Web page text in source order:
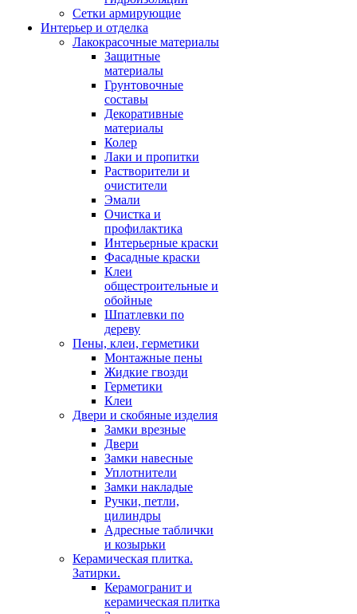
Сетки армирующие
Интерьер и отделка
Лакокрасочные материалы
Защитные
материалы
Грунтовочные
составы
Декоративные
материалы
Колер
Лаки и пропитки
Растворители и
очистители
Эмали
Очистка и
профилактика
Интерьерные краски
Фасадные краски
Клеи
общестроительные и
обойные
Шпатлевки по
дереву
Пены, клеи, герметики
Монтажные пены
Жидкие гвозди
Герметики
Клеи
Двери и скобяные изделия
Замки врезные
Двери
Замки навесные
Уплотнители
Замки накладые
Ручки, петли,
цилиндры
Адресные таблички
и козырьки
Керамическая плитка.
Затирки.
Керамогранит и
керамическая плитка